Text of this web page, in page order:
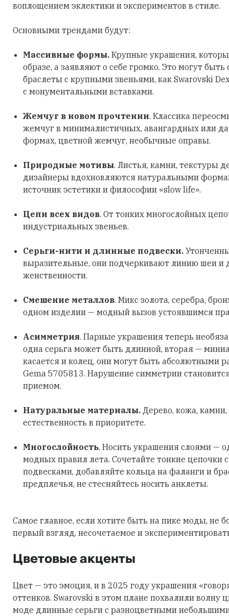
воплощением эклектики и экспериментов в стиле.
Основными трендами будут:
Массивные формы. Крупные украшения,
образе, а заявляют о себе громко. Это могут быть
браслеты с крупными звеньями, как Swarovski
с монументальными вставками.
Жемчуг в новом прочтении. Классика
жемчуг в минималистичных, авангардных или
формах, цветной жемчуг, необычные оправы.
Природные мотивы. Листья, камни, текстуры
дизайнеры вдохновляются натуральными
источник эстетики и философии «slow life».
Цепи всех видов. От тонких многослойных
индустриальных звеньев.
Серьги-нити и длинные подвески.
выразительные, они подчеркивают линию шеи и
женственности.
Смешение металлов. Микс золота, серебра,
одном изделии — модный вызов устоявшимся
Асимметрия. Парные украшения теперь
одна серьга может быть длинной, вторая —
касается и колец, они могут быть абсолютными
Gema 5705813. Нарушение симметрии
приемом.
Натуральные материалы. Дерево, кожа,
естественность в приоритете.
Многослойность. Носить украшения слоями —
модных правил лета. Сочетайте тонкие цепочки
подвесками, добавляйте кольца на фаланги и
предплечья, не стесняйтесь носить анклеты.
Самое главное, если хотите быть на пике моды, не
первый взгляд, несочетаемое и
Цветовые акценты
Цвет — это эмоция, и в 2025 году украшения
оттенков. Swarovski в этом плане похвалили волну
моде длинные серьги с разноцветными